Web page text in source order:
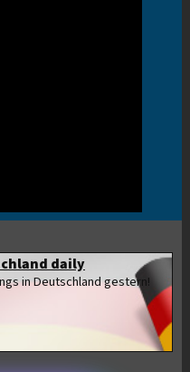
daily
in Deutschland gestern!